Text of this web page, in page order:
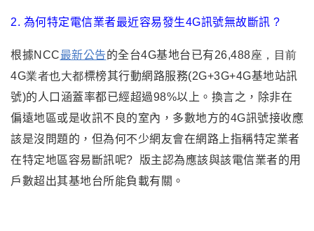
2. 為何特定電信業者最近容易發生4G訊號無故斷訊 ?
根據NCC最新公告的全台4G基地台已有26,488座 ，目前
4G業者也大都標榜其行動網路服務(2G+3G+4G基地站訊
號)的人口涵蓋率都已經超過98%以上。換言之 ，除非在
偏遠地區或是收訊不良的室內，多數地方的4G訊號接收應
該是沒問題的，但為何不少網友會在網路上指稱特定業者
在特定地區容易斷訊呢? 版主認為應該與該電信業者的用
戶數超出其基地台所能負載有關。